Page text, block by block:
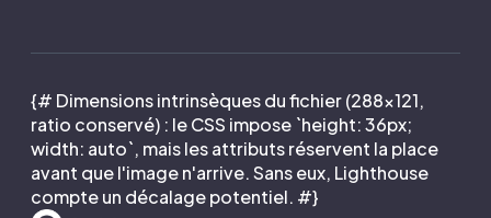
{# Dimensions intrinsèques du fichier (288×121,
ratio conservé) : le CSS impose `height: 36px;
width: auto`, mais les attributs réservent la place
avant que l'image n'arrive. Sans eux, Lighthouse
compte un décalage potentiel. #}